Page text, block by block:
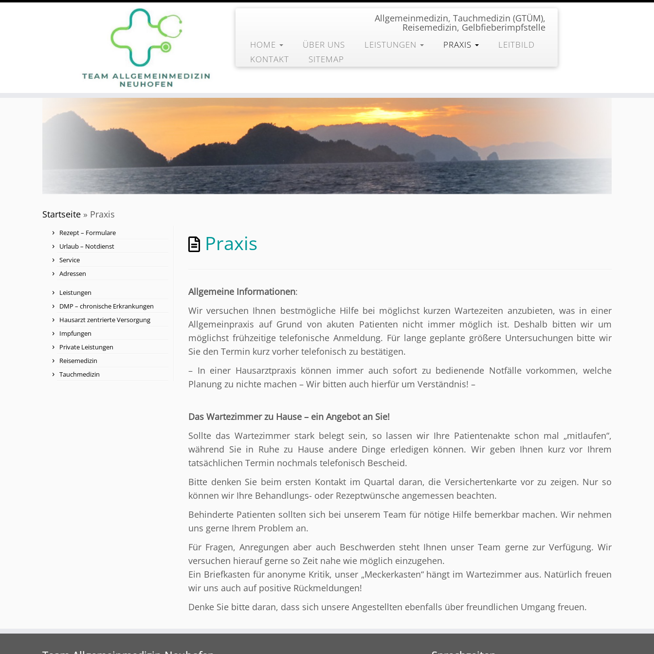
Allgemeinmedizin, Tauchmedizin (GTÜM),
Reisemedizin, Gelbfieberimpfstelle
HOME ÜBER UNS LEISTUNGEN PRAXIS
LEITBILD
KONTAKT
SITEMAP
Startseite » Praxis
Rezept – Formulare
Urlaub – Notdienst
Service
Adressen
Leistungen
DMP – chronische Erkrankungen
Hausarzt zentrierte Versorgung
Impfungen
Private Leistungen
Reisemedizin
Tauchmedizin
Praxis
Allgemeine Informationen:
Wir versuchen Ihnen bestmögliche Hilfe bei möglichst kurzen Wartezeiten anzubieten, was in einer
Allgemeinpraxis auf Grund von akuten Patienten nicht immer möglich ist. Deshalb bitten wir um
möglichst frühzeitige telefonische Anmeldung. Für lange geplante größere Untersuchungen bitte wir
Sie den Termin kurz vorher telefonisch zu bestätigen.
– In einer Hausarztpraxis können immer auch sofort zu bedienende Notfälle vorkommen, welche
Planung zu nichte machen – Wir bitten auch hierfür um Verständnis! –
Das Wartezimmer zu Hause – ein Angebot an Sie!
Sollte das Wartezimmer stark belegt sein, so lassen wir Ihre Patientenakte schon mal „mitlaufen“,
während Sie in Ruhe zu Hause andere Dinge erledigen können. Wir geben Ihnen kurz vor Ihrem
tatsächlichen Termin nochmals telefonisch Bescheid.
Bitte denken Sie beim ersten Kontakt im Quartal daran, die Versichertenkarte vor zu zeigen. Nur so
können wir Ihre Behandlungs- oder Rezeptwünsche angemessen beachten.
Behinderte Patienten sollten sich bei unserem Team für nötige Hilfe bemerkbar machen. Wir nehmen
uns gerne Ihrem Problem an.
Für Fragen, Anregungen aber auch Beschwerden steht Ihnen unser Team gerne zur Verfügung. Wir
versuchen hierauf gerne so Zeit nahe wie möglich einzugehen.
Ein Briefkasten für anonyme Kritik, unser „Meckerkasten“ hängt im Wartezimmer aus. Natürlich freuen
wir uns auch auf positive Rückmeldungen!
Denke Sie bitte daran, dass sich unsere Angestellten ebenfalls über freundlichen Umgang freuen.